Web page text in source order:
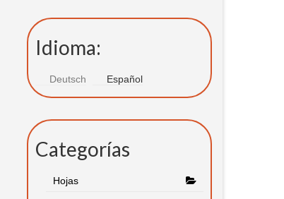
Idioma:
Deutsch Español
Categorías
Hojas